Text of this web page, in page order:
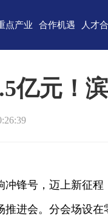
点产业
高端装备
新材料
医养健康
现代高效农业
合作机遇
合作项目库
重点外资项目跟踪推进平台
人才
人才
最新
中
亿元！
冲锋号，迈上新征程
推进会。分会场设